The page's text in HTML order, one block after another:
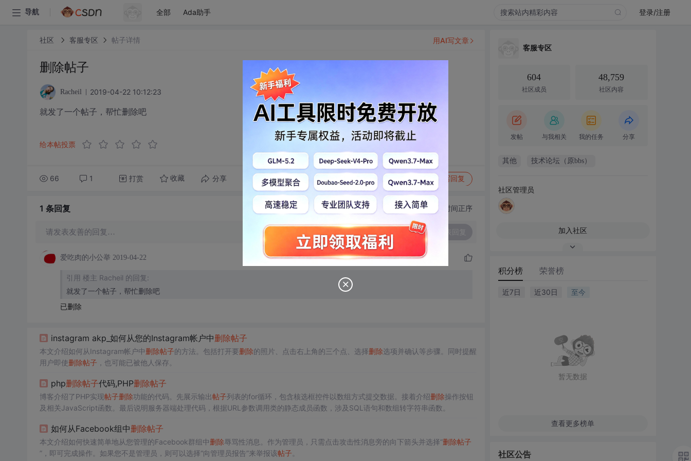
导航 全部 Ada助手 登录/注册
社区 客服专区 帖子详情
删除帖子
Racheil 2019-04-22 10:12:23
就发了一个帖子，帮忙删除吧
给本帖投票
66 1 打赏 收藏 分享 转发到动态 举报 写回复
用AI写文章
1 条回复 切换为时间正序
请发表友善的回复…
爱吃肉的小公举 2019-04-22
引用 楼主 Racheil 的回复:
就发了一个帖子，帮忙删除吧
已删除
instagram akp_如何从您的Instagram帐户中删除帖子
本文介绍如何从Instagram帐户中删除帖子的方法。包括打开要删除的照片、点击右上角的三个点、选择删除选项并确认等步骤。同时提醒
用户即使删除帖子 ，也可能已被他人保存。
php删除帖子代码,PHP删除帖子
博客介绍了PHP实现帖子删除功能的代码。先展示输出帖子列表的for循环，包含核选框控件以数组方式提交数据。接着介绍删除操作按钮
及相关JavaScript函数。最后说明服务器端处理代码，根据URL参数调用类的静态成员函数，涉及SQL语句和数组转字符串函数。
如何从Facebook组中删除帖子
本文介绍如何快速简单地从您管理的Facebook群组中删除辱骂性消息。作为管理员，只需点击攻击性消息旁的向下箭头并选择“删除帖子
”，即可完成操作。如果您不是管理员，则可以选择“向管理员报告”来举报该帖子
客服专区
604
社区成员
48,759
社区内容
发帖 与我相关 我的任务 分享
其他 技术论坛（原bbs）
社区管理员
加入社区
积分榜 荣誉榜
近7日 近30日 至今
暂无数据
查看更多榜单
社区公告